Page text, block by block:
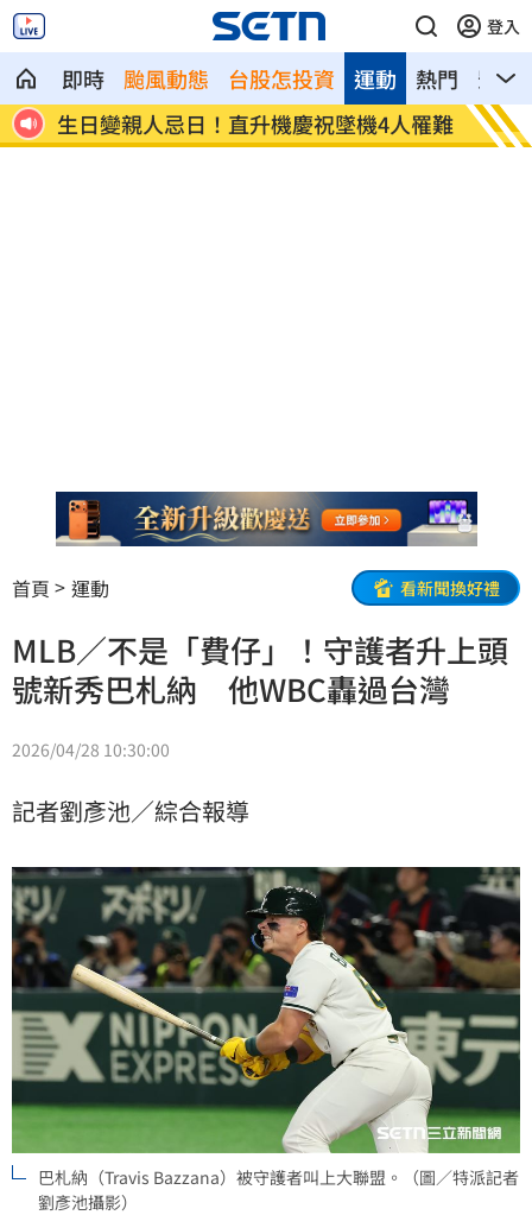
登入
即時 颱風動態 台股怎投資 熱門 影音
運動
眼 生日變親人忌日！直升機慶祝墜機4人罹難 台中
曝
首頁 運動 看新聞換好禮
MLB／不是「費仔」！守護者升上頭
號新秀巴札納 他WBC轟過台灣
2026/04/28 10:30:00
記者劉彥池／綜合報導
巴札納（Travis Bazzana）被守護者叫上大聯盟。（圖／特派記者
劉彥池攝影）